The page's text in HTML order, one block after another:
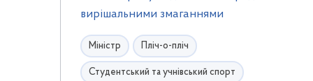
вирішальними змаганнями
Міністр Пліч-о-пліч
Студентський та учнівський спорт